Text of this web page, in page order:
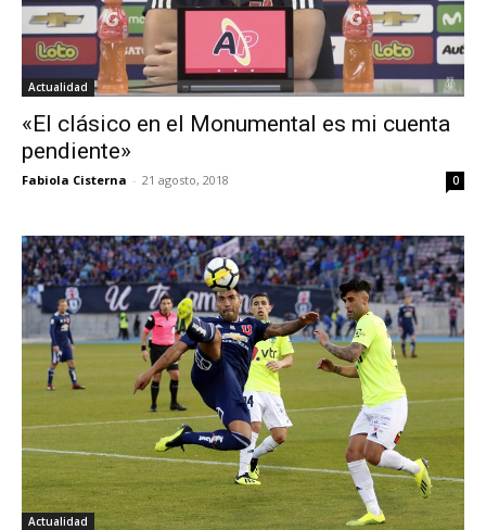
Actualidad
«El clásico en el Monumental es mi cuenta
pendiente»
Fabiola Cisterna - 21 agosto, 2018 0
Actualidad